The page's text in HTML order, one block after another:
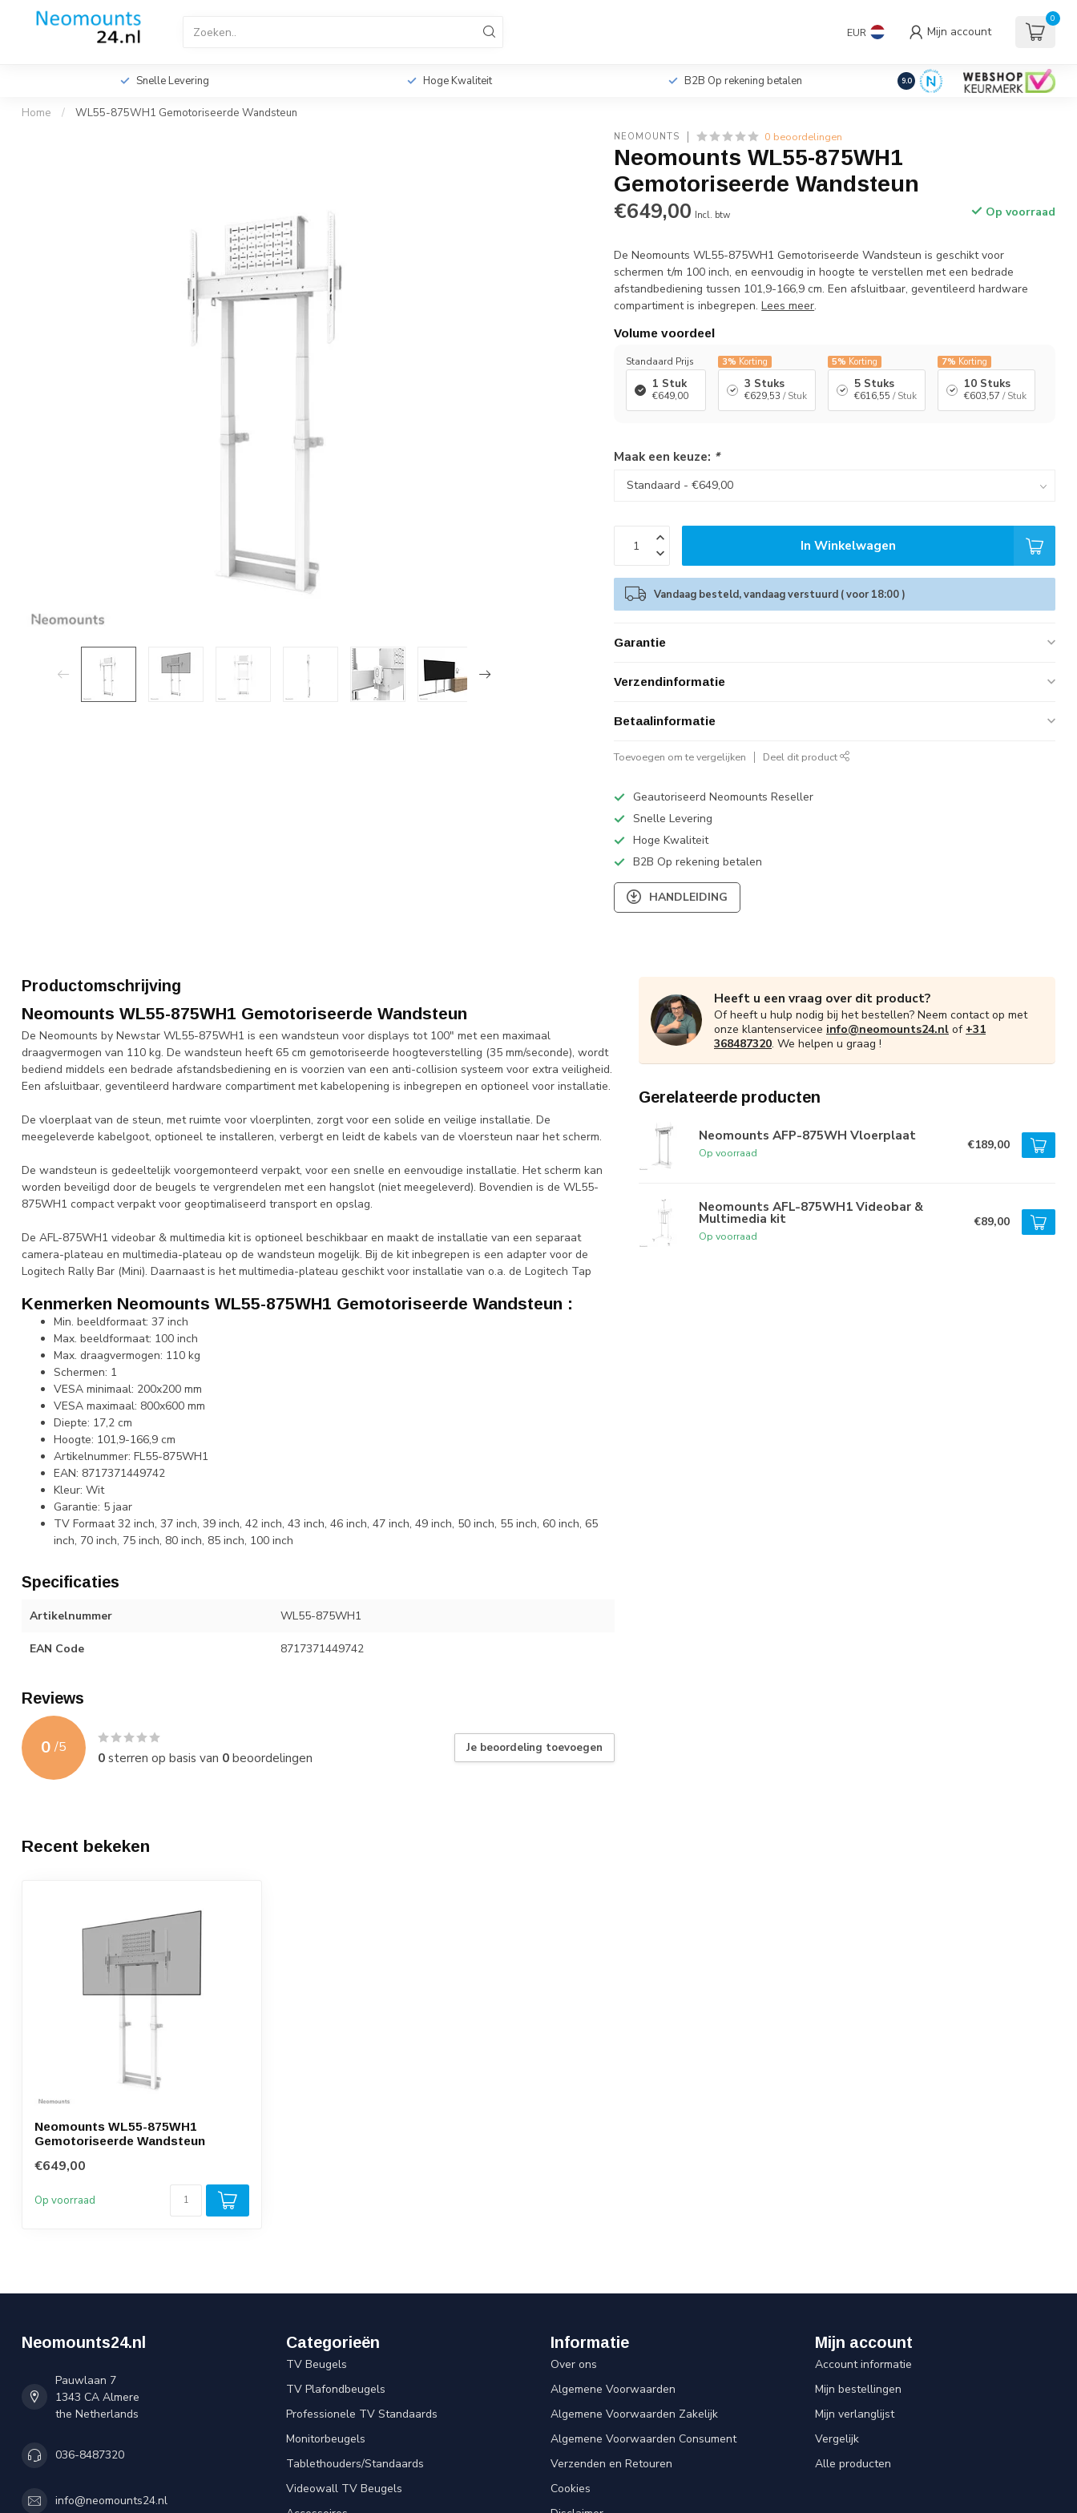
EUR Mijn account
0
Home TV Beugels
Videowall TV Beugels
€Incl. btw
Snelle Levering Hoge Kwaliteit B2B Op rekening betalen 9.0
Home / WL55-875WH1 Gemotoriseerde Wandsteun
NEOMOUNTS 0 beoordelingen
Neomounts WL55-875WH1
Gemotoriseerde Wandsteun
€649,00 Incl. btw Op voorraad
De Neomounts WL55-875WH1 Gemotoriseerde Wandsteun is geschikt voor
schermen t/m 100 inch, en eenvoudig in hoogte te verstellen met een bedrade
afstandbediening tussen 101,9-166,9 cm. Een afsluitbaar, geventileerd hardware
compartiment is inbegrepen.Lees meer.
Volume voordeel
Standaard Prijs
1 Stuk
€649,00
3% Korting
3 Stuks
€629,53 / Stuk
5% Korting
5 Stuks
€616,55 / Stuk
7% Korting
10 Stuks
€603,57 / Stuk
Maak een keuze: *
In Winkelwagen
Vandaag besteld, vandaag verstuurd ( voor 18:00 )
Garantie
Verzendinformatie
Betaalinformatie
Toevoegen om te vergelijken Deel dit product
Geautoriseerd Neomounts Reseller
Snelle Levering
Hoge Kwaliteit
B2B Op rekening betalen
HANDLEIDING
Productomschrijving
Neomounts WL55-875WH1 Gemotoriseerde Wandsteun
De Neomounts by Newstar WL55-875WH1 is een wandsteun voor displays tot 100" met een maximaal
draagvermogen van 110 kg. De wandsteun heeft 65 cm gemotoriseerde hoogteverstelling (35 mm/seconde), wordt
bediend middels een bedrade afstandsbediening en is voorzien van een anti-collision systeem voor extra veiligheid.
Een afsluitbaar, geventileerd hardware compartiment met kabelopening is inbegrepen en optioneel voor installatie.
De vloerplaat van de steun, met ruimte voor vloerplinten, zorgt voor een solide en veilige installatie. De
meegeleverde kabelgoot, optioneel te installeren, verbergt en leidt de kabels van de vloersteun naar het scherm.
De wandsteun is gedeeltelijk voorgemonteerd verpakt, voor een snelle en eenvoudige installatie. Het scherm kan
worden beveiligd door de beugels te vergrendelen met een hangslot (niet meegeleverd). Bovendien is de WL55-
875WH1 compact verpakt voor geoptimaliseerd transport en opslag.
De AFL-875WH1 videobar & multimedia kit is optioneel beschikbaar en maakt de installatie van een separaat
camera-plateau en multimedia-plateau op de wandsteun mogelijk. Bij de kit inbegrepen is een adapter voor de
Logitech Rally Bar (Mini). Daarnaast is het multimedia-plateau geschikt voor installatie van o.a. de Logitech Tap
Kenmerken Neomounts WL55-875WH1 Gemotoriseerde Wandsteun :
Min. beeldformaat: 37 inch
Max. beeldformaat: 100 inch
Max. draagvermogen: 110 kg
Schermen: 1
VESA minimaal: 200x200 mm
VESA maximaal: 800x600 mm
Diepte: 17,2 cm
Hoogte: 101,9-166,9 cm
Artikelnummer: FL55-875WH1
EAN: 8717371449742
Kleur: Wit
Garantie: 5 jaar
TV Formaat 32 inch, 37 inch, 39 inch, 42 inch, 43 inch, 46 inch, 47 inch, 49 inch, 50 inch, 55 inch, 60 inch, 65
inch, 70 inch, 75 inch, 80 inch, 85 inch, 100 inch
Specificaties
Artikelnummer WL55-875WH1
EAN Code 8717371449742
Reviews
0 /5
0sterren op basis van 0beoordelingen
Je beoordeling toevoegen
Heeft u een vraag over dit product?
Of heeft u hulp nodig bij het bestellen? Neem contact op met
onze klantenservicee info@neomounts24.nl of +31
368487320. We helpen u graag !
Gerelateerde producten
Neomounts AFP-875WH Vloerplaat
Op voorraad
€189,00
Neomounts AFL-875WH1 Videobar &
Multimedia kit
Op voorraad
€89,00
Recent bekeken
Neomounts WL55-875WH1
Gemotoriseerde Wandsteun
€649,00
Op voorraad
Neomounts24.nl
Pauwlaan 7
1343 CA Almere
the Netherlands
036-8487320
info@neomounts24.nl
Categorieën
TV Beugels
TV Plafondbeugels
Professionele TV Standaards
Monitorbeugels
Tablethouders/Standaards
Videowall TV Beugels
Informatie
Over ons
Algemene Voorwaarden
Algemene Voorwaarden Zakelijk
Algemene Voorwaarden Consument
Verzenden en Retouren
Cookies
Mijn account
Account informatie
Mijn bestellingen
Mijn verlanglijst
Vergelijk
Alle producten